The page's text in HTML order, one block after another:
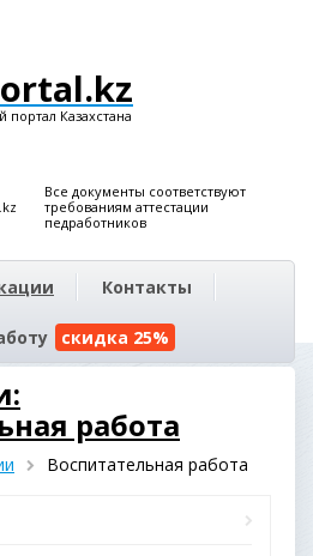
Казахстана
Все документы соответствуют
требованиям аттестации
педработников
Контакты
скидка 25%
работа
Воспитательная работа